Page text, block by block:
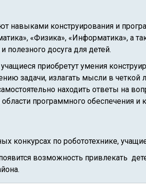
навыками конструирования и
«Физика», «Информатика», а
полезного досуга для детей.
приобретут умения
задачи, излагать мысли в четкой
находить ответы на
программного обеспечения
конкурсах по робототехнике,
возможность привлекать